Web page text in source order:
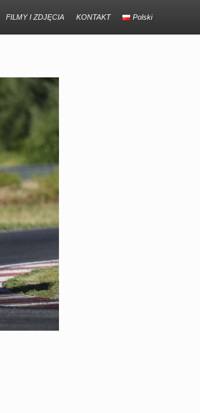
FILMY I ZDJĘCIA KONTAKT Polski